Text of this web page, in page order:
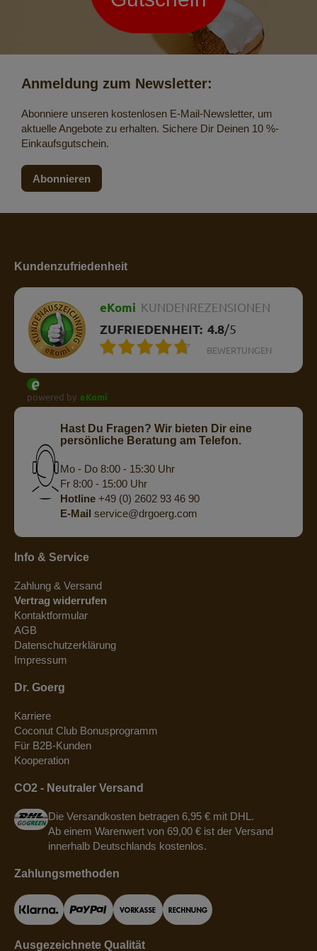
Anmeldung zum Newsletter:
Abonniere unseren kostenlosen E-Mail-Newsletter, um
aktuelle Angebote zu erhalten. Sichere Dir Deinen 10 %-
Einkaufsgutschein.
Abonnieren
Kundenzufriedenheit
eKomi KUNDENREZENSIONEN
ZUFRIEDENHEIT: 4.8/5
BEWERTUNGEN
powered by eKomi
Hast Du Fragen? Wir bieten Dir eine
persönliche Beratung am Telefon.
Mo - Do 8:00 - 15:30 Uhr
Fr 8:00 - 15:00 Uhr
Hotline +49 (0) 2602 93 46 90
E-Mail service@drgoerg.com
Info & Service
Zahlung & Versand
Vertrag widerrufen
Kontaktformular
AGB
Datenschutzerklärung
Impressum
Dr. Goerg
Karriere
Coconut Club Bonusprogramm
Für B2B-Kunden
Kooperation
CO2 - Neutraler Versand
Die Versandkosten betragen 6,95 € mit DHL.
Ab einem Warenwert von 69,00 € ist der Versand
innerhalb Deutschlands kostenlos.
Zahlungsmethoden
Ausgezeichnete Qualität